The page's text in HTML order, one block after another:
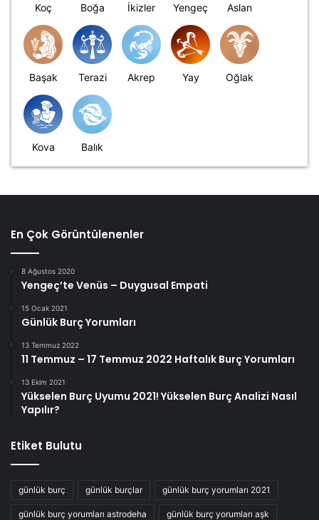
Koç Boğa İkizler Yengeç Aslan
Başak Terazi Akrep Yay Oğlak
Kova Balık
En Çok Görüntülenenler
8 Ağustos 2020
Yengeç’te Venüs – Duygusal Empati
15 Ocak 2021
Günlük Burç Yorumları
13 Temmuz 2022
11 Temmuz – 17 Temmuz 2022 Haftalık Burç Yorumları
13 Ekim 2021
Yükselen Burç Uyumu 2021! Yükselen Burç Analizi Nasıl
Yapılır?
Etiket Bulutu
günlük burç günlük burçlar günlük burç yorumları 2021
günlük burç yorumları astrodeha günlük burç yorumları aşk